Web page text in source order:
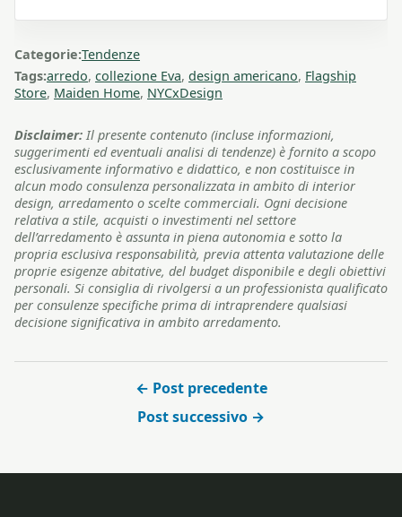
Categorie:Tendenze
Tags:arredo, collezione Eva, design americano, Flagship
Store, Maiden Home, NYCxDesign
Disclaimer: Il presente contenuto (incluse informazioni,
suggerimenti ed eventuali analisi di tendenze) è fornito a scopo
esclusivamente informativo e didattico, e non costituisce in
alcun modo consulenza personalizzata in ambito di interior
design, arredamento o scelte commerciali. Ogni decisione
relativa a stile, acquisti o investimenti nel settore
dell’arredamento è assunta in piena autonomia e sotto la
propria esclusiva responsabilità, previa attenta valutazione delle
proprie esigenze abitative, del budget disponibile e degli obiettivi
personali. Si consiglia di rivolgersi a un professionista qualificato
per consulenze specifiche prima di intraprendere qualsiasi
decisione significativa in ambito arredamento.
← Post precedente
Post successivo →